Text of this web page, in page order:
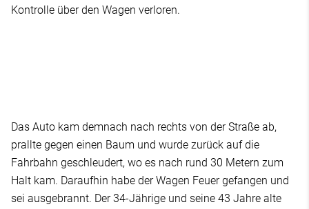
Kontrolle über den Wagen verloren.
Das Auto kam demnach nach rechts von der Straße ab,
prallte gegen einen Baum und wurde zurück auf die
Fahrbahn geschleudert, wo es nach rund 30 Metern zum
Halt kam. Daraufhin habe der Wagen Feuer gefangen und
sei ausgebrannt. Der 34-Jährige und seine 43 Jahre alte